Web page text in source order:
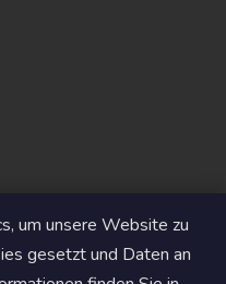
um unsere Website zu
gesetzt und Daten an